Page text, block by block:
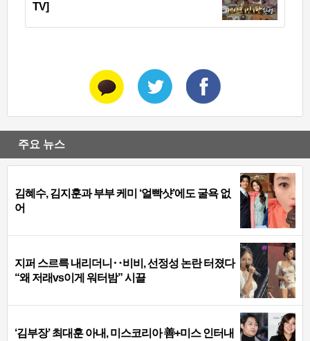
TV]
주요 뉴스
김혜수, 김지훈과 부부 케미 ‘얼빡샷’에도 굴욕 없
어
지퍼 스르륵 내리더니‥비비, 선정성 논란 터졌다
“왜 저래vs이게 워터밤” 시끌
‘김부장’ 최대훈 아내, 미스코리아 善+미스 인터내